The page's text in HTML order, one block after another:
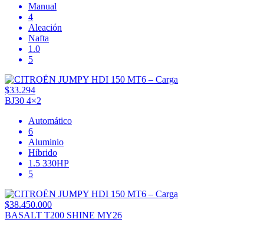
Manual
4
Aleación
Nafta
1.0
5
$33.294
BJ30 4×2
Automático
6
Aluminio
Híbrido
1.5 330HP
5
$38.450.000
BASALT T200 SHINE MY26